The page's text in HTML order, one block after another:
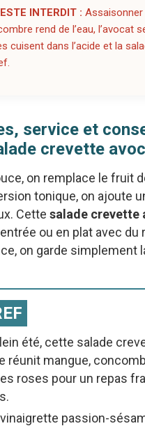
INTERDIT :
rend de l’eau, l’avocat
cuisent dans l’acide et la
service et
crevette
on remplace le fruit
tonique, on ajoute
Cette salade crevette
ou en plat avec du
on garde simplement
été, cette salade
réunit mangue,
roses pour un repas
passion-